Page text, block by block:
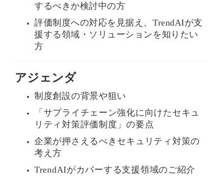
するべきか検討中の方
評価制度への対応を見据え、TrendAIが支
援する領域・ソリューションを知りたい
方
アジェンダ
制度創設の背景や狙い
「サプライチェーン強化に向けたセキュ
リティ対策評価制度」の要点
企業が押さえるべきセキュリティ対策の
考え方
TrendAIがカバーする支援領域のご紹介